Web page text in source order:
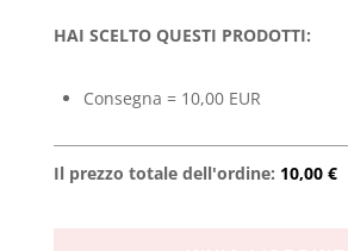
HAI SCELTO QUESTI PRODOTTI:
Consegna = 10,00 EUR
Il prezzo totale dell'ordine: 10,00 €